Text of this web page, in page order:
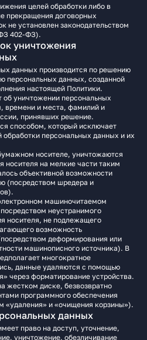
целей обработки либо в
прекращения договорных
не установлен законодательством
402-ФЗ).
уничтожения
данных производится по решению
персональных данных, созданной
настоящей Политики.
об уничтожении персональных
времени и места, фамилий и
принявших решение.
способом, который исключает
персональных данных и их
носителе, уничтожаются
носителя на мелкие части таким
объективной возможности
(посредством шредера и
машиночитаемом
неустранимого
носителя, не подлежащего
возможность
деформирования или
машинописного источника). В
многократное
данные удаляются с помощью
через форматирование устройства.
жестком диске, безвозвратно
программного обеспечения
«удаления» и «очищения корзины»).
данных
право на доступ, уточнение,
уничтожение, обезличивание